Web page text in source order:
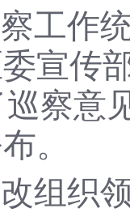
工作
宣传
察意
。
组织